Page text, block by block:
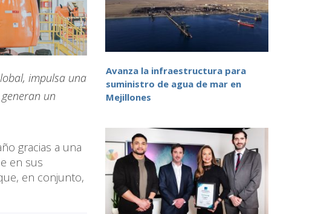
impulsa una
un
gracias a una
en sus
en conjunto,
Avanza la infraestructura para
suministro de agua de mar en
Mejillones